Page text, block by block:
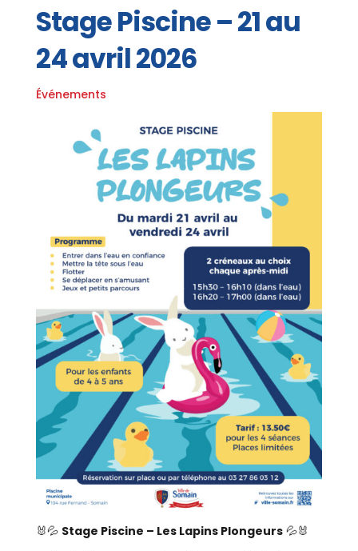
Stage Piscine – 21 au
24 avril 2026
Événements
🐰💦 Stage Piscine – Les Lapins Plongeurs💦🐰